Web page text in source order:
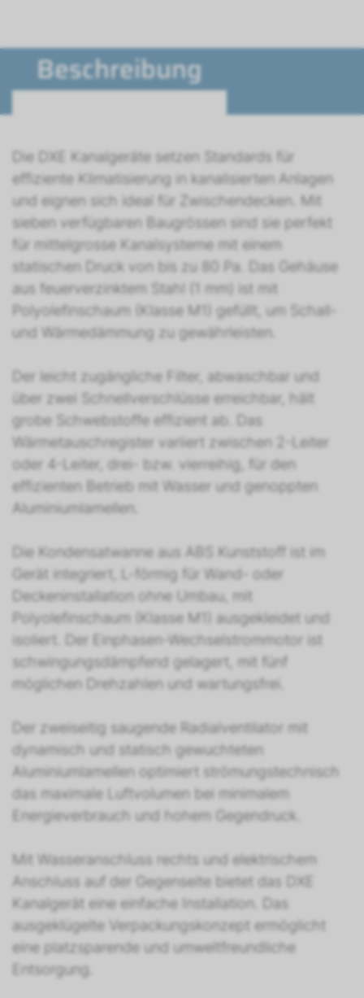
Beschreibung
Die DXE Kanalgeräte setzen Standards für
effiziente Klimatisierung in kanalisierten Anlagen
und eignen sich ideal für Zwischendecken. Mit
sieben verfügbaren Baugrössen sind sie perfekt
für mittelgrosse Kanalsysteme mit einem
statischen Druck von bis zu 80 Pa. Das Gehäuse
aus feuerverzinktem Stahl (1 mm) ist mit
Polyolefinschaum (Klasse M1) gefüllt, um Schall-
und Wärmedämmung zu gewährleisten.
Der leicht zugängliche Filter, abwaschbar und
über zwei Schnellverschlüsse erreichbar, hält
grobe Schwebstoffe effizient ab. Das
Wärmetauschregister variiert zwischen 2-Leiter
oder 4-Leiter, drei- bzw. vierreihig, für den
effizienten Betrieb mit Wasser und genoppten
Aluminiumlamellen.
Die Kondensatwanne aus ABS Kunststoff ist im
Gerät integriert, L-förmig für Wand- oder
Deckeninstallation ohne Umbau, mit
Polyolefinschaum (Klasse M1) ausgekleidet und
isoliert. Der Einphasen-Wechselstrommotor ist
schwingungsdämpfend gelagert, mit fünf
möglichen Drehzahlen und wartungsfrei.
Der zweiseitig saugende Radialventilator mit
dynamisch und statisch gewuchteten
Aluminiumlamellen optimiert strömungstechnisch
das maximale Luftvolumen bei minimalem
Energieverbrauch und hohem Gegendruck.
Mit Wasseranschluss rechts und elektrischem
Anschluss auf der Gegenseite bietet das DXE
Kanalgerät eine einfache Installation. Das
ausgeklügelte Verpackungskonzept ermöglicht
eine platzsparende und umweltfreundliche
Entsorgung.